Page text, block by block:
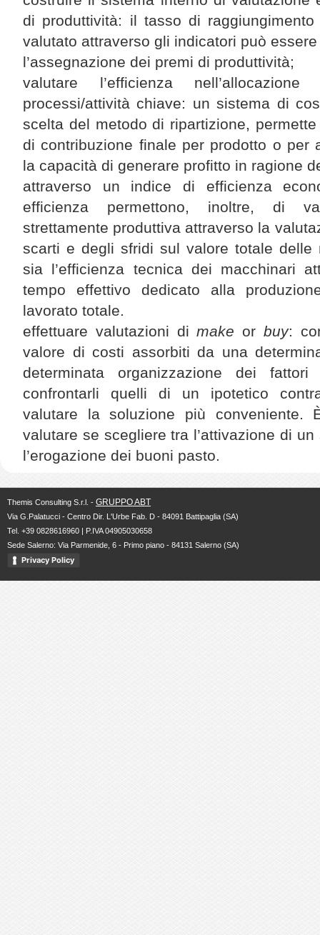
di produttività: il tasso di
valutato attraverso gli indicatori può
l’assegnazione dei premi di produttività;
valutare l’efficienza
processi/attività chiave: un sistema di
scelta del metodo di ripartizione,
di contribuzione finale per prodotto o per
la capacità di generare profitto in ragione
attraverso un indice di efficienza
efficienza permettono, inoltre, di
strettamente produttiva attraverso la
scarti e degli sfridi sul valore totale delle
sia l’efficienza tecnica dei macchinari
tempo effettivo dedicato alla
lavorato totale.
effettuare valutazioni dimake orbuy:
valore di costi assorbiti da una
determinata organizzazione dei
confrontarli quelli di un ipotetico
valutare la soluzione più conveniente.
valutare se scegliere tra l’attivazione di
l’erogazione dei buoni pasto.
Themis Consulting S.r.l. - GRUPPO ABT
Via G.Palatucci - Centro Dir. L'Urbe Fab. D - 84091 Battipaglia (SA)
Tel. +39 0828616960 | P.IVA 04905030658
Sede Salerno: Via Parmenide, 6 - Primo piano - 84131 Salerno (SA)
Privacy Policy